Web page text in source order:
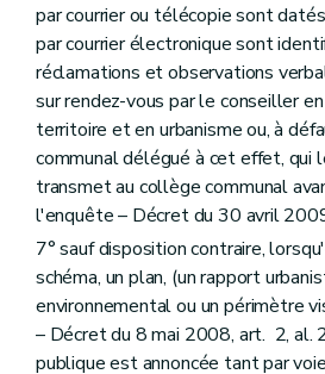
Art. 139
Chapitre IV Des dispositions
Section première Des
Art. 140
Section 2 De l'établissement
Sous-section
Art. 141
Sous-section 2 Des conditions
Art. 142
Sous-section 3 Du
Art. 143
Section 3 De l'établissement des
Sous-section
Art. 144
Sous-section 2
Des conditions
Art. 145
par courrier ou télécopie sont
par courrier électronique sont
réclamations et observations
sur rendez-vous par le conseiller
territoire et en urbanisme ou, à
communal délégué à cet effet, qui
transmet au collège communal
l'enquête – Décret du 30 avril
7° sauf disposition contraire,
schéma, un plan, (un rapport
environnemental ou un périmètre
– Décret du 8 mai 2008, art. 2, al.
publique est annoncée tant par